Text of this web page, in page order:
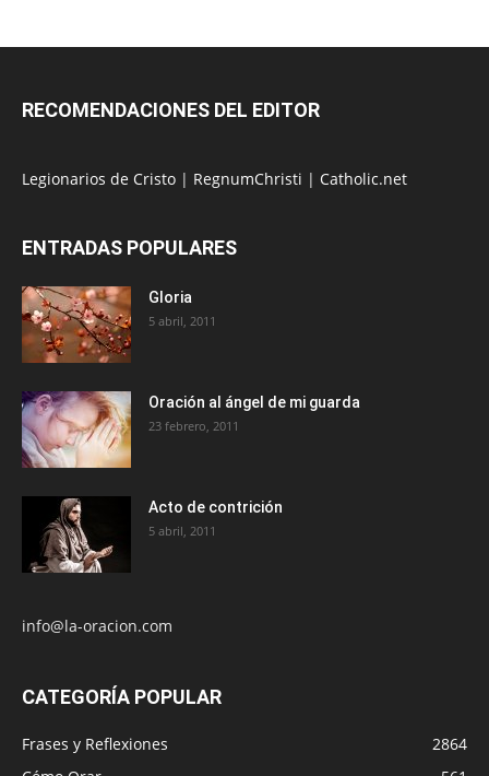
RECOMENDACIONES DEL EDITOR
Legionarios de Cristo | RegnumChristi | Catholic.net
ENTRADAS POPULARES
Gloria
5 abril, 2011
Oración al ángel de mi guarda
23 febrero, 2011
Acto de contrición
5 abril, 2011
info@la-oracion.com
CATEGORÍA POPULAR
Frases y Reflexiones
2864